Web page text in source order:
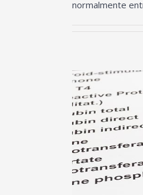
normalmente